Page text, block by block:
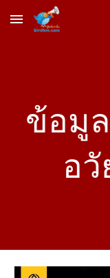
Skip to main content
ข้อมู
อ